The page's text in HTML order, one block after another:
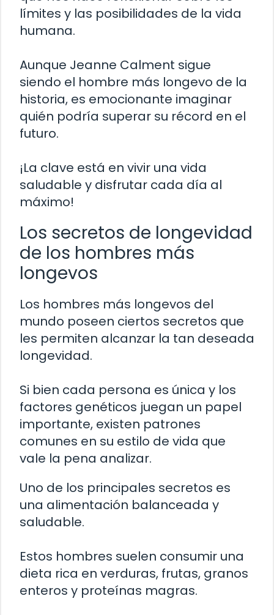
límites y las posibilidades de la vida
humana.
Aunque Jeanne Calment sigue
siendo el hombre más longevo de la
historia, es emocionante imaginar
quién podría superar su récord en el
futuro.
¡La clave está en vivir una vida
saludable y disfrutar cada día al
máximo!
Los secretos de longevidad
de los hombres más
longevos
Los hombres más longevos del
mundo poseen ciertos secretos que
les permiten alcanzar la tan deseada
longevidad.
Si bien cada persona es única y los
factores genéticos juegan un papel
importante, existen patrones
comunes en su estilo de vida que
vale la pena analizar.
Uno de los principales secretos es
una alimentación balanceada y
saludable.
Estos hombres suelen consumir una
dieta rica en verduras, frutas, granos
enteros y proteínas magras.